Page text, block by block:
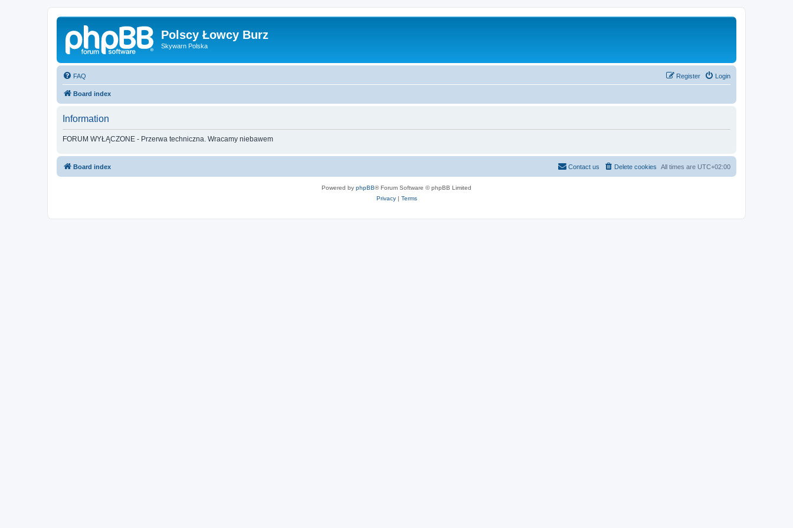
Polscy Łowcy Burz
Skywarn Polska
FAQ Login
Register
Board index
Information
FORUM WYŁĄCZONE - Przerwa techniczna. Wracamy niebawem
Board index All times are UTC+02:00
Delete cookies
Contact us
Powered by phpBB® Forum Software © phpBB Limited
Privacy| Terms